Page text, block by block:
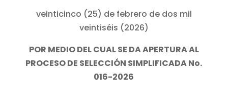
veinticinco (25) de febrero de dos mil
veintiséis (2026)
POR MEDIO DEL CUAL SE DA APERTURA AL
PROCESO DE SELECCIÓN SIMPLIFICADA No.
016-2026